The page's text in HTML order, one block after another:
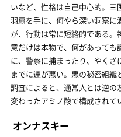
いなど、性格は自己中心的。
羽扇を手に、何やら深い洞察に
が、行動は常に短絡的である
意だけは本物で、何があって
に、警察に捕まったり、やく
までに運が悪い。悪の秘密組
調査によると、通常人とは逆の
変わったアミノ酸で構成されて
オンナスキー